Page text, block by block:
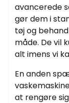
avancerede
gør dem i
tøj og
måde. De vil
alt imens vi
En anden
at rengøre